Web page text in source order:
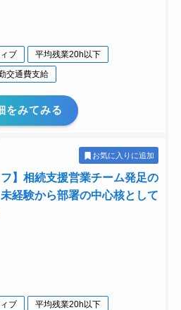
ブ
平均残業20h以下
交通費支給
をみてみる
お気に入りに追加
】相続支援営業チーム発足の
経験から部署の中心核として
ブ
平均残業20h以下